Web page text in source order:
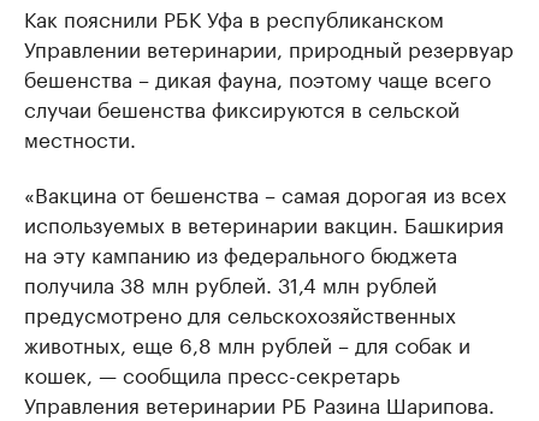
Как пояснили РБК Уфа в республиканском
Управлении ветеринарии, природный резервуар
бешенства – дикая фауна, поэтому чаще всего
случаи бешенства фиксируются в сельской
местности.
«Вакцина от бешенства – самая дорогая из всех
используемых в ветеринарии вакцин. Башкирия
на эту кампанию из федерального бюджета
получила 38 млн рублей. 31,4 млн рублей
предусмотрено для сельскохозяйственных
животных, еще 6,8 млн рублей – для собак и
кошек, — сообщила пресс-секретарь
Управления ветеринарии РБ Разина Шарипова.